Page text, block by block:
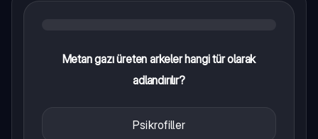
Metan gazı üreten arkeler hangi tür olarak
adlandırılır?
Psikrofiller